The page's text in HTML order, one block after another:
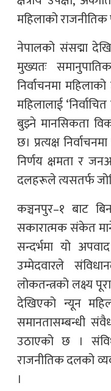
महिलाको
नेपालको संसद्मा
मुख्यतः
निर्वाचनमा
महिलालाई
बुझ्ने मानसिकता
छ। प्रत्यक्ष
निर्णय क्षमता र
दलहरूले त्यसतर्फ
कञ्चनपुर–१ बाट
सकारात्मक संकेत
सन्दर्भमा यो
उम्मेदवारले
लोकतन्त्रको लक्ष्य
देखिएको न्यून
समानतासम्बन्धी
उठाएको छ ।
राजनीतिक दलको
।